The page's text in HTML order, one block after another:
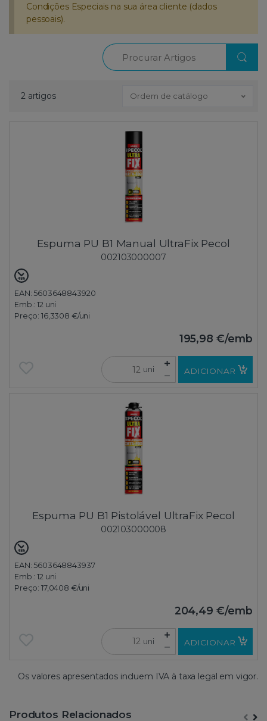
Condições Especiais na sua área cliente (dados
pessoais).
Procurar
2 artigos Ordem de catálogo
Espuma PU B1 Manual UltraFix Pecol
002103000007
EAN: 5603648843920
Emb.:12 uni
Preço: 16,3308 €/uni
195,98 €/emb
uni ADICIONAR
Espuma PU B1 Pistolável UltraFix Pecol
002103000008
EAN: 5603648843937
Emb.:12 uni
Preço: 17,0408 €/uni
204,49 €/emb
uni ADICIONAR
Os valores apresentados incluem IVA à taxa legal em vigor.
Produtos Relacionados